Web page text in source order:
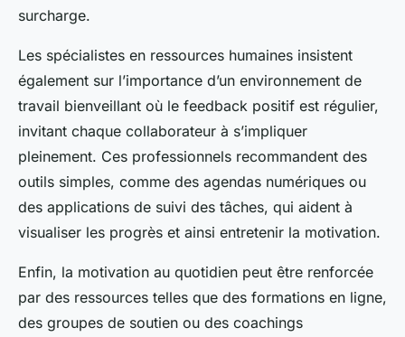
surcharge.
Les spécialistes en ressources humaines insistent
également sur l’importance d’un environnement de
travail bienveillant où le feedback positif est régulier,
invitant chaque collaborateur à s’impliquer
pleinement. Ces professionnels recommandent des
outils simples, comme des agendas numériques ou
des applications de suivi des tâches, qui aident à
visualiser les progrès et ainsi entretenir la motivation.
Enfin, la motivation au quotidien peut être renforcée
par des ressources telles que des formations en ligne,
des groupes de soutien ou des coachings